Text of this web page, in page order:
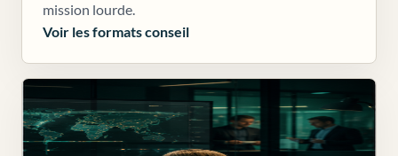
mission lourde.
Voir les formats conseil